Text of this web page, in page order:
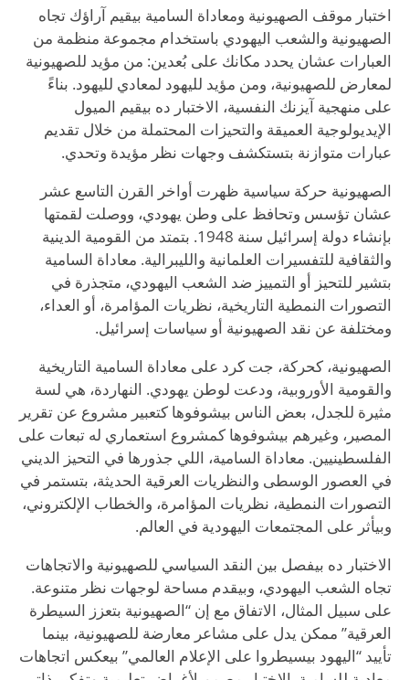
اختبار موقف الصهيونية ومعاداة السامية بيقيم آراؤك تجاه
الصهيونية والشعب اليهودي باستخدام مجموعة منظمة من
العبارات عشان يحدد مكانك على بُعدين: من مؤيد للصهيونية
لمعارض للصهيونية، ومن مؤيد لليهود لمعادي لليهود. بناءً
على منهجية آيزنك النفسية، الاختبار ده بيقيم الميول
الإيديولوجية العميقة والتحيزات المحتملة من خلال تقديم
عبارات متوازنة بتستكشف وجهات نظر مؤيدة وتحدي.
الصهيونية حركة سياسية ظهرت أواخر القرن التاسع عشر
عشان تؤسس وتحافظ على وطن يهودي، ووصلت لقمتها
بإنشاء دولة إسرائيل سنة 1948. بتمتد من القومية الدينية
والثقافية للتفسيرات العلمانية والليبرالية. معاداة السامية
بتشير للتحيز أو التمييز ضد الشعب اليهودي، متجذرة في
التصورات النمطية التاريخية، نظريات المؤامرة، أو العداء،
ومختلفة عن نقد الصهيونية أو سياسات إسرائيل.
الصهيونية، كحركة، جت كرد على معاداة السامية التاريخية
والقومية الأوروبية، ودعت لوطن يهودي. النهاردة، هي لسة
مثيرة للجدل، بعض الناس بيشوفوها كتعبير مشروع عن تقرير
المصير، وغيرهم بيشوفوها كمشروع استعماري له تبعات على
الفلسطينيين. معاداة السامية، اللي جذورها في التحيز الديني
في العصور الوسطى والنظريات العرقية الحديثة، بتستمر في
التصورات النمطية، نظريات المؤامرة، والخطاب الإلكتروني،
وبيأثر على المجتمعات اليهودية في العالم.
الاختبار ده بيفصل بين النقد السياسي للصهيونية والاتجاهات
تجاه الشعب اليهودي، وبيقدم مساحة لوجهات نظر متنوعة.
على سبيل المثال، الاتفاق مع إن “الصهيونية بتعزز السيطرة
العرقية” ممكن يدل على مشاعر معارضة للصهيونية، بينما
تأييد “اليهود بيسيطروا على الإعلام العالمي” بيعكس اتجاهات